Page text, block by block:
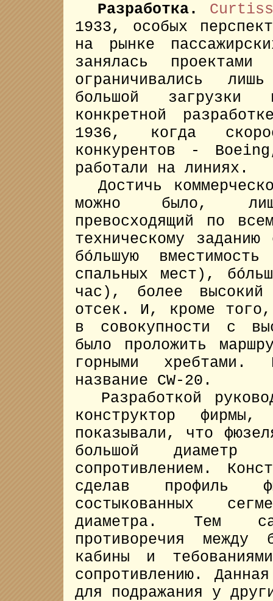
Разработка.
1933, особых
на рынке
занялась
ограничивались
большой
конкретной
1936, когда
конкурентов -
работали на линиях.
Достичь
можно было,
превосходящий по
техническому
бóльшую
спальных мест),
час), более высокий
отсек. И, кроме того,
в совокупности с
было проложить
горными хребтами.
название CW-20.
Разработкой
конструктор
показывали, что
большой
сопротивлением.
сделав профиль
состыкованных
диаметра. Тем
противоречия между
кабины и
сопротивлению.
для подражания у